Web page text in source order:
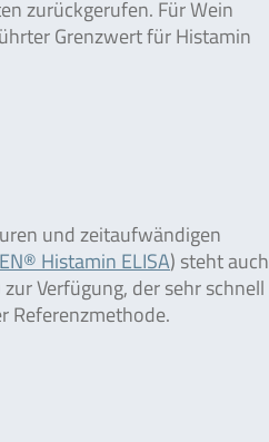
zurückgerufen. Für Wein
Grenzwert für Histamin
und zeitaufwändigen
Histamin ELISA) steht auch
zur Verfügung, der sehr schnell
Referenzmethode.